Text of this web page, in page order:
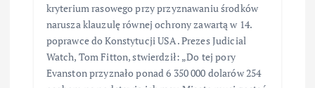
kryterium rasowego przy przyznawaniu środków
narusza klauzulę równej ochrony zawartą w 14.
poprawce do Konstytucji USA. Prezes Judicial
Watch, Tom Fitton, stwierdził: „Do tej pory
Evanston przyznało ponad 6 350 000 dolarów 254